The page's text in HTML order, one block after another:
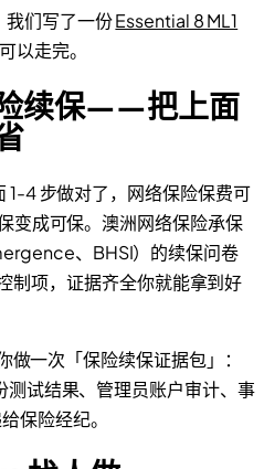
我们写了一份Essential 8 ML1
以走完。
续保——把上面
1-4 步做对了，网络保险保费可
成可保。澳洲网络保险承保
、BHSI）的续保问卷
制项，证据齐全你就能拿到好
一次「保险续保证据包」：
测试结果、管理员账户审计、事
保险经纪。